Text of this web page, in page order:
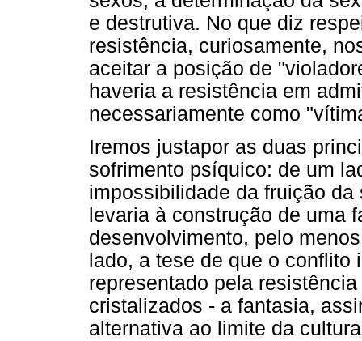
e destrutiva. No que diz
resistência, curiosamente,
aceitar a posição de
haveria a resistência em
necessariamente como
Iremos justapor as duas
sofrimento psíquico: de um
impossibilidade da fruição
levaria à construção de uma
desenvolvimento, pelo
lado, a tese de que o
representado pela
cristalizados - a fantasia,
alternativa ao limite da